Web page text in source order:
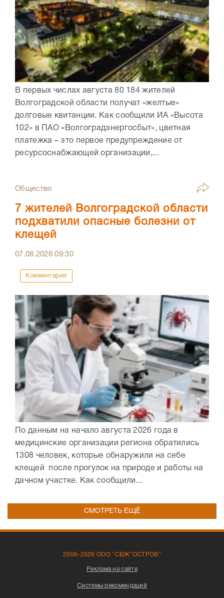
В первых числах августа 80 184 жителей
Волгоградской области получат «желтые»
долговые квитанции. Как сообщили ИА «Высота
102» в ПАО «Волгоградэнергосбыт», цветная
платежка – это первое предупреждение от
ресурсоснабжающей организации,...
Общество
7 жителей Волгоградской области
подхватили опасные болезни от
клещей
07.08.202609:30
Комментарии
По данным на начало августа 2026 года в
медицинские организации региона обратились
1308 человек, которые обнаружили на себе
клещей после прогулок на природе и работы на
дачном участке. Как сообщили...
СМОТРЕТЬ ЕЩЁ
2006-2026 ООО "СВЖ"ОСТРОВ"
Реклама на сайте
Системы рекомендаций